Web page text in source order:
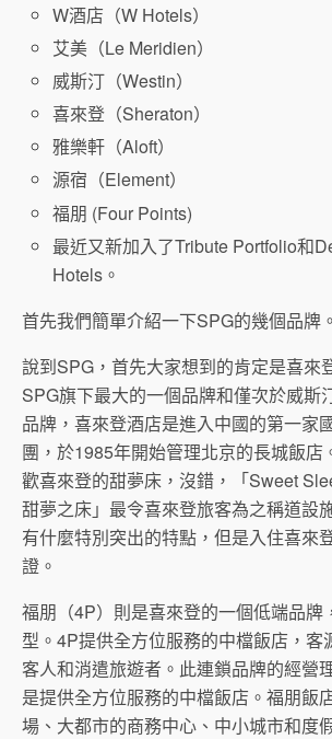
W酒店（W Hotels）
艾美（Le Meridien）
威斯汀（Westin）
喜來登（Sheraton）
雅樂軒（Aloft）
源宿（Element）
福朋 (Four Points)
最近又新加入了Tribute Portfolio和
Hotels。
首先我們簡單介紹一下SPG的幾個品牌。
說到SPG，首先大家想到的肯定是喜來
SPG旗下最大的一個品牌和僅次於威斯
品牌，喜來登酒店是進入中國的第一家
團，於1985年開始管理北京的長城飯店
歡喜來登的甜夢床，沒錯，「Sweet
甜夢之床」最令喜來登旅客為之稱道設
有什麼特別突出的特點，但是入住喜來
證。
福朋（4P）則是喜來登的一個低端品牌
型。4P提供全方位服務的中檔飯店，客
客人和消遣旅遊者。此連鎖品牌的經營
是提供全方位服務的中檔飯店。福朋飯
場、大都市的商務中心、中小城市和度